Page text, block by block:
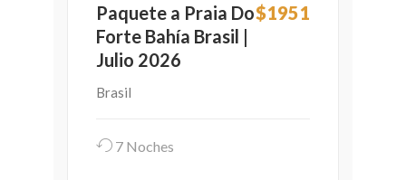
Paquete a Praia Do
Forte Bahía Brasil |
Julio 2026
$1951
Brasil
7 Noches